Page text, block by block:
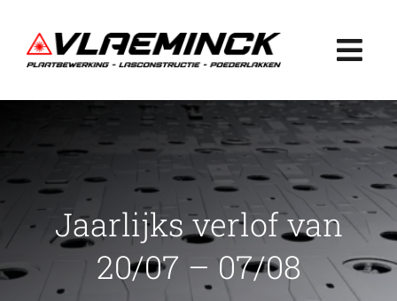
naar
inhoud
Plaatbewerking
Lasconstructie
Jaarlijks verlof van
20/07 – 07/08